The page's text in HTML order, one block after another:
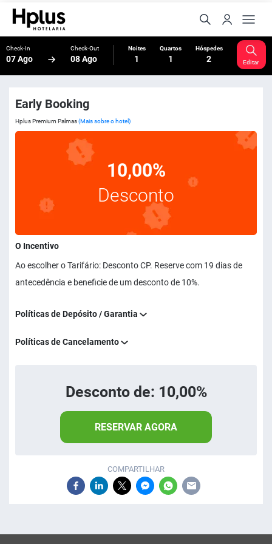
Check-In
07 Ago
Check-Out
08 Ago
Noites
1
Quartos
1
Hóspedes
2 Editar
Early Booking
Hplus Premium Palmas(Mais sobre o hotel)
10,00%
Desconto
O Incentivo
Ao escolher o Tarifário: Desconto CP. Reserve com 19 dias de
antecedência e beneficie de um desconto de 10%.
Políticas de Depósito / Garantia
Políticas de Cancelamento
Desconto de: 10,00%
RESERVAR AGORA
COMPARTILHAR